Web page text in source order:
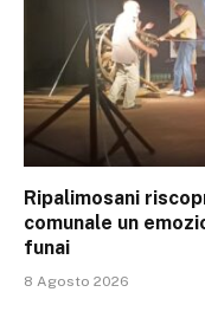
Ripalimosani
comunale un
funai
8 Agosto 2026